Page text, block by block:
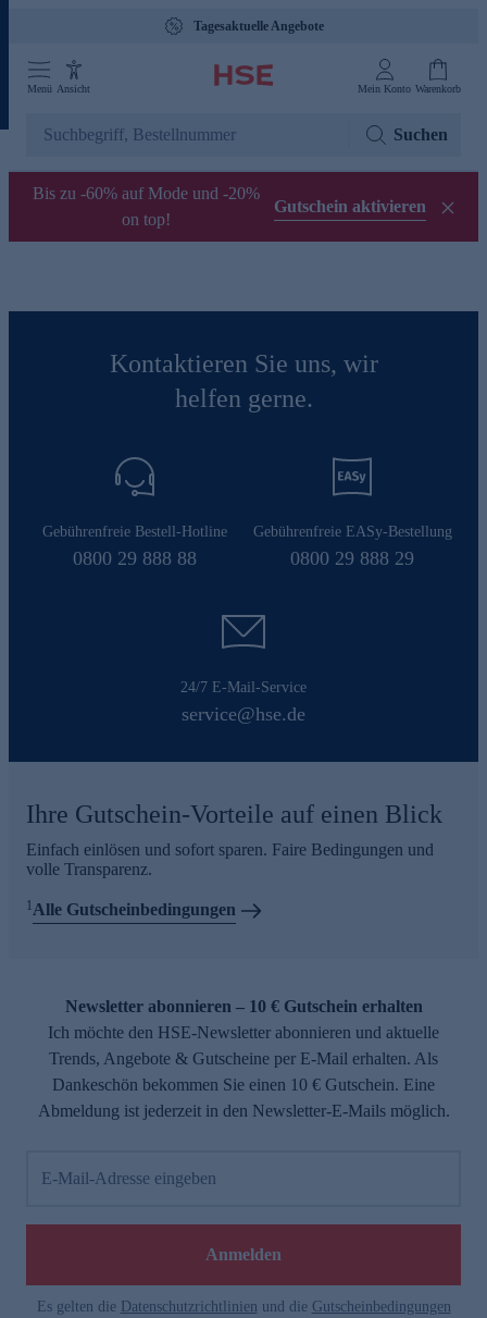
Tagesaktuelle Angebote
Menü Ansicht Mein Konto Warenkorb
Suchen
Bis zu -60% auf Mode und -20%
on top!
Gutschein aktivieren
Kontaktieren Sie uns, wir
helfen gerne.
Gebührenfreie Bestell-Hotline
0800 29 888 88
Gebührenfreie EASy-Bestellung
0800 29 888 29
24/7 E-Mail-Service
service@hse.de
Ihre Gutschein-Vorteile auf einen Blick
Einfach einlösen und sofort sparen. Faire Bedingungen und
volle Transparenz.
1Alle Gutscheinbedingungen
Newsletter abonnieren – 10 € Gutschein erhalten
Ich möchte den HSE-Newsletter abonnieren und aktuelle
Trends, Angebote & Gutscheine per E-Mail erhalten. Als
Dankeschön bekommen Sie einen 10 € Gutschein. Eine
Abmeldung ist jederzeit in den Newsletter-E-Mails möglich.
E-Mail-Adresse eingeben
Anmelden
Es gelten die Datenschutzrichtlinien und die Gutscheinbedingungen